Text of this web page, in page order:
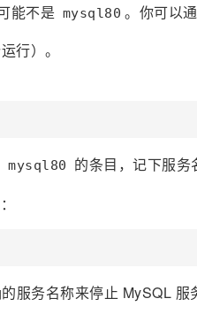
能不是 mysql80 。你可以
行）。
mysql80
的条目，记下服务
服务名称来停止 MySQL 服